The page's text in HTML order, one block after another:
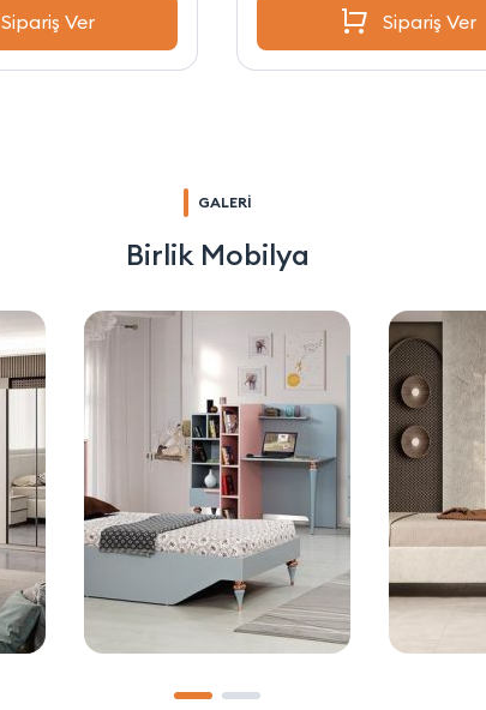
Sipariş Ver Sipariş Ver
GALERİ
Birlik Mobilya